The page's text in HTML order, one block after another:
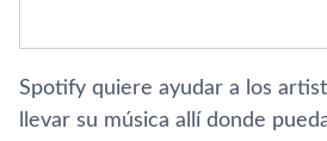
Spotify quiere ayudar a los
llevar su música allí­ donde